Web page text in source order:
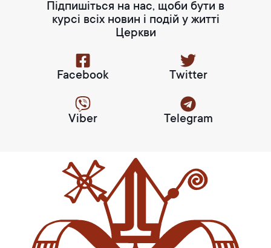
Підпишіться на нас, щоби бути в
курсі всіх новин і подій у житті
Церкви
Facebook Twitter
Viber Telegram